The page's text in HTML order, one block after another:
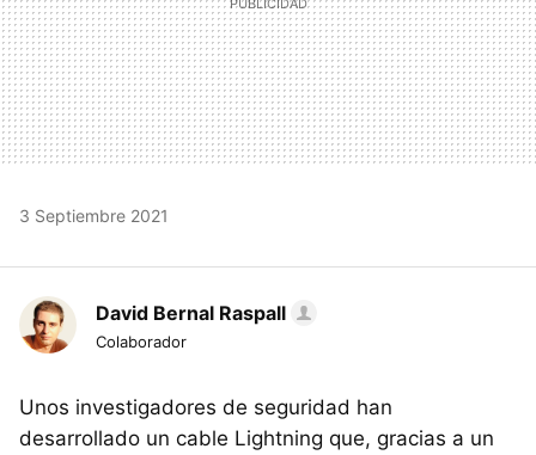
3 Septiembre 2021
David Bernal Raspall
Colaborador
Unos investigadores de seguridad han
desarrollado un cable Lightning que, gracias a un